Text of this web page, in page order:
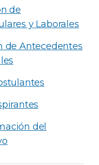
de
y Laborales
de Antecedentes
del